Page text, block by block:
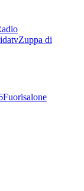
Zuppa di
Fuorisalone